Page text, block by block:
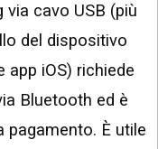
cavo USB (più
del dispositivo
app iOS) richiede
Bluetooth ed è
È utile